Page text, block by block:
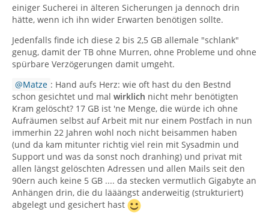
einiger Sucherei in älteren Sicherungen ja dennoch drin
hätte, wenn ich ihn wider Erwarten benötigen sollte.
Jedenfalls finde ich diese 2 bis 2,5 GB allemale "schlank"
genug, damit der TB ohne Murren, ohne Probleme und ohne
spürbare Verzögerungen damit umgeht.
Matze : Hand aufs Herz: wie oft hast du den Bestnd
schon gesichtet und mal wirklich nicht mehr benötigten
Kram gelöscht? 17 GB ist 'ne Menge, die würde ich ohne
Aufräumen selbst auf Arbeit mit nur einem Postfach in nun
immerhin 22 Jahren wohl noch nicht beisammen haben
(und da kam mitunter richtig viel rein mit Sysadmin und
Support und was da sonst noch dranhing) und privat mit
allen längst gelöschten Adressen und allen Mails seit den
90ern auch keine 5 GB .... da stecken vermutlich Gigabyte an
Anhängen drin, die du lääängst anderweitig (strukturiert)
abgelegt und gesichert hast